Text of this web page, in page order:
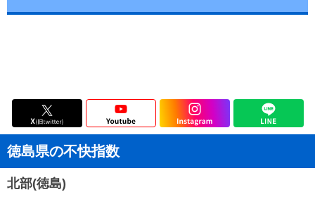
徳島県の不快指数
北部(徳島)